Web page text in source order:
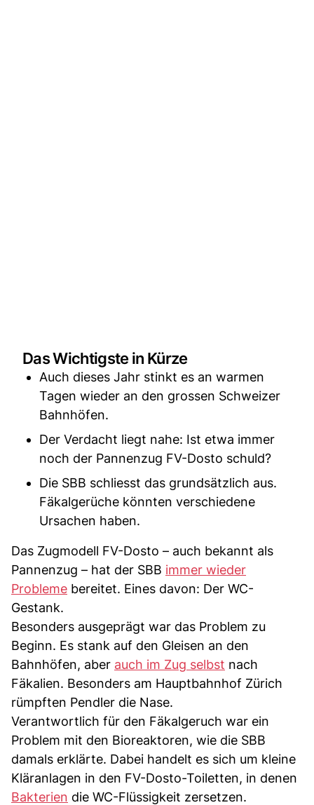
Das Wichtigste in Kürze
Auch dieses Jahr stinkt es an warmen
Tagen wieder an den grossen Schweizer
Bahnhöfen.
Der Verdacht liegt nahe: Ist etwa immer
noch der Pannenzug FV-Dosto schuld?
Die SBB schliesst das grundsätzlich aus.
Fäkalgerüche könnten verschiedene
Ursachen haben.
Das Zugmodell FV-Dosto – auch bekannt als
Pannenzug – hat der SBB immer wieder
Probleme bereitet. Eines davon: Der WC-
Gestank.
Besonders ausgeprägt war das Problem zu
Beginn. Es stank auf den Gleisen an den
Bahnhöfen, aber auch im Zug selbst nach
Fäkalien. Besonders am Hauptbahnhof Zürich
rümpften Pendler die Nase.
Verantwortlich für den Fäkalgeruch war ein
Problem mit den Bioreaktoren, wie die SBB
damals erklärte. Dabei handelt es sich um kleine
Kläranlagen in den FV-Dosto-Toiletten, in denen
Bakterien die WC-Flüssigkeit zersetzen.